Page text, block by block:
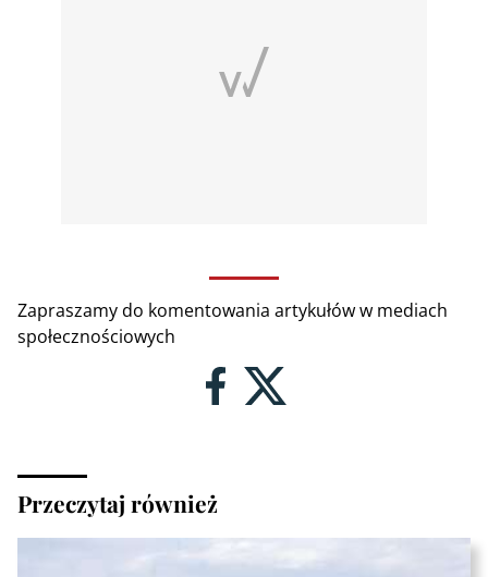
Zapraszamy do komentowania artykułów w mediach
społecznościowych
Przeczytaj również